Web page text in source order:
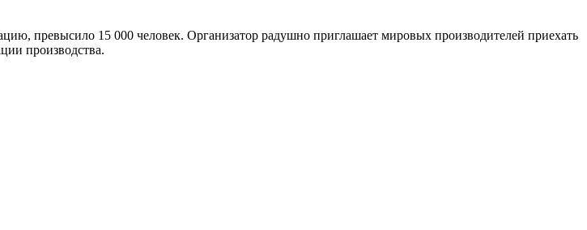
превысило 15 000 человек. Организатор радушно приглашает мировых производителей приехать
производства.